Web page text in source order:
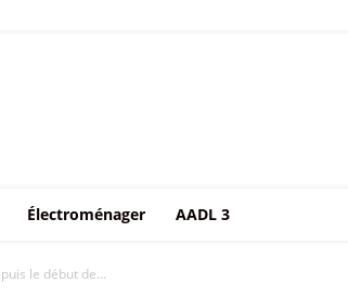
Électroménager AADL 3
le début de...